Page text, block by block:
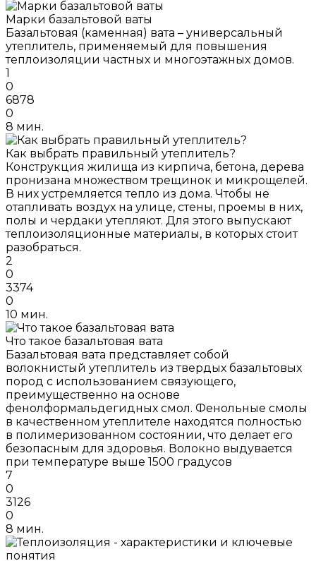
Марки базальтовой ваты
Базальтовая (каменная) вата – универсальный
утеплитель, применяемый для повышения
теплоизоляции частных и многоэтажных домов.
1
0
6878
0
8 мин.
Как выбрать правильный утеплитель?
Конструкция жилища из кирпича, бетона, дерева
пронизана множеством трещинок и микрощелей.
В них устремляется тепло из дома. Чтобы не
отапливать воздух на улице, стены, проемы в них,
полы и чердаки утепляют. Для этого выпускают
теплоизоляционные материалы, в которых стоит
разобраться.
2
0
3374
0
10 мин.
Что такое базальтовая вата
Базальтовая вата представляет собой
волокнистый утеплитель из твердых базальтовых
пород с использованием связующего,
преимущественно на основе
фенолформальдегидных смол. Фенольные смолы
в качественном утеплителе находятся полностью
в полимеризованном состоянии, что делает его
безопасным для здоровья. Волокно выдувается
при температуре выше 1500 градусов
7
0
3126
0
8 мин.